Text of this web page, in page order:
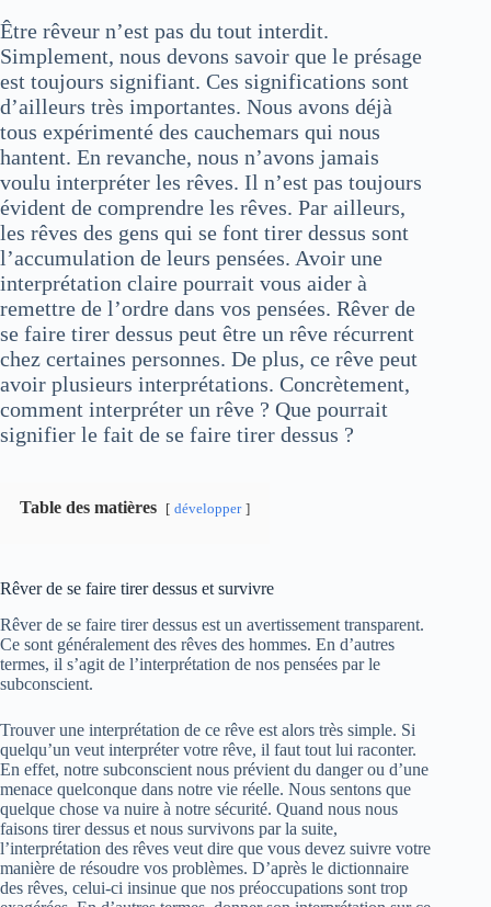
Être rêveur n’est pas du tout interdit.
Simplement, nous devons savoir que le présage
est toujours signifiant. Ces significations sont
d’ailleurs très importantes. Nous avons déjà
tous expérimenté des cauchemars qui nous
hantent. En revanche, nous n’avons jamais
voulu interpréter les rêves. Il n’est pas toujours
évident de comprendre les rêves. Par ailleurs,
les rêves des gens qui se font tirer dessus sont
l’accumulation de leurs pensées. Avoir une
interprétation claire pourrait vous aider à
remettre de l’ordre dans vos pensées. Rêver de
se faire tirer dessus peut être un rêve récurrent
chez certaines personnes. De plus, ce rêve peut
avoir plusieurs interprétations. Concrètement,
comment interpréter un rêve ? Que pourrait
signifier le fait de se faire tirer dessus ?
Table des matières développer
Rêver de se faire tirer dessus et survivre
Rêver de se faire tirer dessus est un avertissement transparent.
Ce sont généralement des rêves des hommes. En d’autres
termes, il s’agit de l’interprétation de nos pensées par le
subconscient.
Trouver une interprétation de ce rêve est alors très simple. Si
quelqu’un veut interpréter votre rêve, il faut tout lui raconter.
En effet, notre subconscient nous prévient du danger ou d’une
menace quelconque dans notre vie réelle. Nous sentons que
quelque chose va nuire à notre sécurité. Quand nous nous
faisons tirer dessus et nous survivons par la suite,
l’interprétation des rêves veut dire que vous devez suivre votre
manière de résoudre vos problèmes. D’après le dictionnaire
des rêves, celui-ci insinue que nos préoccupations sont trop